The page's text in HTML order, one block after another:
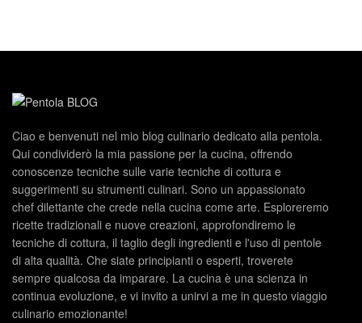
Ciao e benvenuti nel mio blog culinario dedicato alla pentola.
Qui condividerò la mia passione per la cucina, offrendo
conoscenze tecniche sulle varie tecniche di cottura e
suggerimenti su strumenti culinari. Sono un appassionato
chef dilettante che crede nella cucina come arte. Esploreremo
ricette tradizionali e nuove creazioni, approfondiremo le
tecniche di cottura, il taglio degli ingredienti e l'uso di pentole
di alta qualità. Che siate principianti o esperti, troverete
sempre qualcosa da imparare. La cucina è una scienza in
continua evoluzione, e vi invito a unirvi a me in questo viaggio
culinario emozionante!